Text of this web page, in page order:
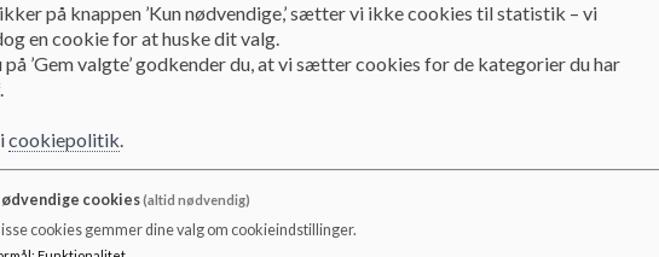
Dette er en velkomstpjece med information om dagligdagen på
Oplysningerne i pjecen er et supplement til de informationer, der gives
skolens hjemmeside: https://frb-ny.aula.dk
Det betyder meget for os, der arbejder på SFO’en, at både børn og
på knappen ’Kun nødvendige,’ sætter vi ikke cookies til statistik – vi
en cookie for at huske dit valg.
’Gem valgte’ godkender du, at vi sætter cookies for de kategorier du har
cookiepolitik.
cookies(altid nødvendig)
cookies gemmer dine valg om cookieindstillinger.